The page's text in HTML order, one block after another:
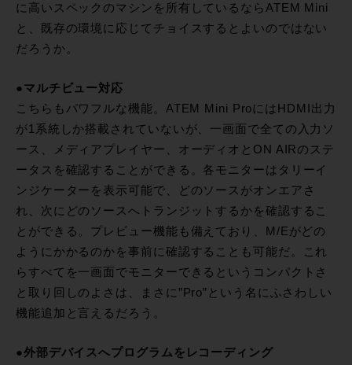
に高いスペックのマシンを所有しているならATEM Mini
と、既存の環境に応じてチョイスするとよいのではない
だろうか。
●マルチビュー対応
こちらもパワフルな機能。ATEM Mini ProにはHDMI出力
が1系統しか搭載されていないが、一画面で全ての入力ソ
ース、メディアプレイヤー、オーディオとON AIRのステ
ータスを確認することができる。各モニターはタリーイ
ンジケーターを表示可能で、どのソースがオンエアさ
れ、次にどのソースへトランジットするかを確認するこ
とができる。プレビュー機能も備えており、M/Eがどの
ようにかかるのかを事前に確認することも可能だ。これ
らすべてを一画面でモニターできるというコンパクトさ
と取り回しのよさは、まさに”Pro”という名にふさわしい
機能追加と言えるだろう。
●外部デバイスへプログラムをレコーディング